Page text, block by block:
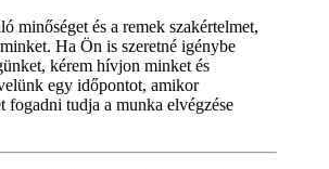
minőséget és a remek szakértelmet,
Ha Ön is szeretné igénybe
kérem hívjon minket és
egy időpontot, amikor
fogadni tudja a munka elvégzése